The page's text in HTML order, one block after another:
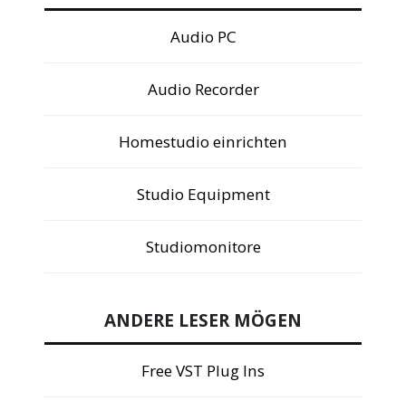
Audio PC
Audio Recorder
Homestudio einrichten
Studio Equipment
Studiomonitore
ANDERE LESER MÖGEN
Free VST Plug Ins